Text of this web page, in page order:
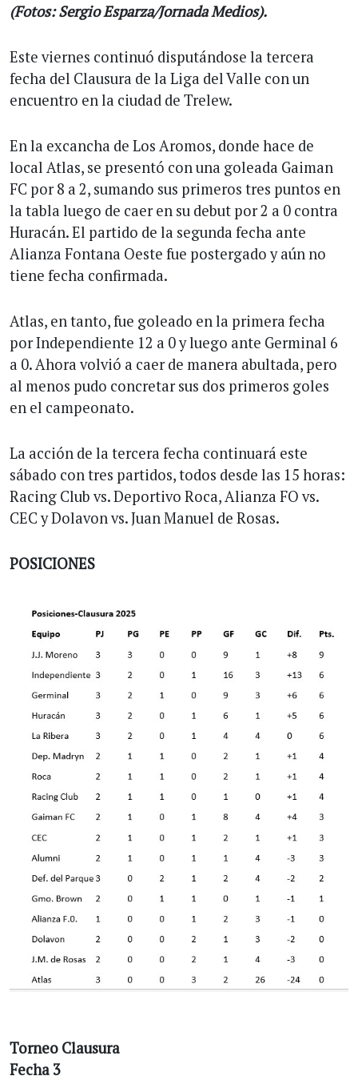
(Fotos: Sergio Esparza/Jornada Medios).
Este viernes continuó disputándose la tercera
fecha del Clausura de la Liga del Valle con un
encuentro en la ciudad de Trelew.
En la excancha de Los Aromos, donde hace de
local Atlas, se presentó con una goleada Gaiman
FC por 8 a 2, sumando sus primeros tres puntos en
la tabla luego de caer en su debut por 2 a 0 contra
Huracán. El partido de la segunda fecha ante
Alianza Fontana Oeste fue postergado y aún no
tiene fecha confirmada.
Atlas, en tanto, fue goleado en la primera fecha
por Independiente 12 a 0 y luego ante Germinal 6
a 0. Ahora volvió a caer de manera abultada, pero
al menos pudo concretar sus dos primeros goles
en el campeonato.
La acción de la tercera fecha continuará este
sábado con tres partidos, todos desde las 15 horas:
Racing Club vs. Deportivo Roca, Alianza FO vs.
CEC y Dolavon vs. Juan Manuel de Rosas.
POSICIONES
Torneo Clausura
Fecha 3